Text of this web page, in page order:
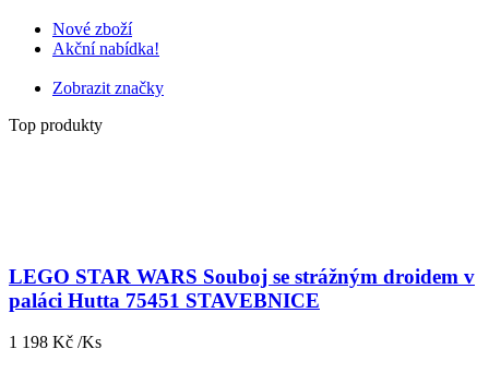
Nové zboží
Akční nabídka!
Zobrazit značky
Top produkty
LEGO STAR WARS Souboj se strážným droidem v
paláci Hutta 75451 STAVEBNICE
1 198 Kč /Ks